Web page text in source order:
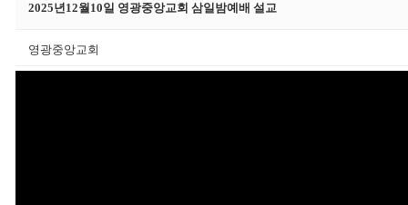
2025년12월10일 영광중앙교회 삼일밤예배 설교
영광중앙교회